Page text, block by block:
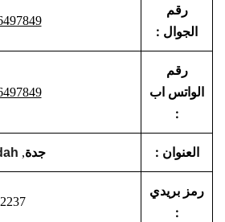
رقم
الجوال :
رقم
الواتس اب
:
العنوان : جدة,
رمز بريدي
: